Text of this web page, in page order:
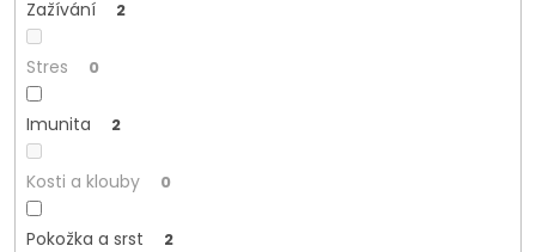
Zažívání 2
Stres 0
Imunita 2
Kosti a klouby 0
Pokožka a srst 2